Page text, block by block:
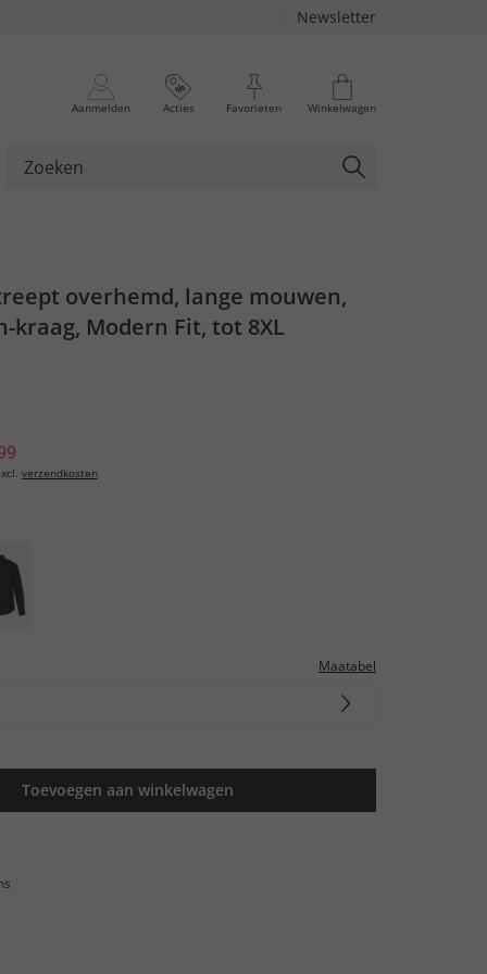
Newsletter
Aanmelden Acties Favorieten Winkelwagen
overhemd, lange mouwen,
kraag, Modern Fit, tot 8XL
verzendkosten
Maatabel
Toevoegen aan winkelwagen